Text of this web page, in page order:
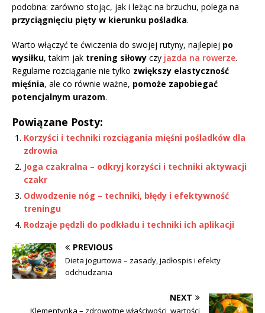
podobna: zarówno stojąc, jak i leżąc na brzuchu, polega na
przyciągnięciu pięty w kierunku pośladka.
Warto włączyć te ćwiczenia do swojej rutyny, najlepiej po
wysiłku, takim jak trening siłowy czy jazda na rowerze.
Regularne rozciąganie nie tylko zwiększy elastyczność
mięśnia, ale co równie ważne, pomoże zapobiegać
potencjalnym urazom.
Powiązane Posty:
Korzyści i techniki rozciągania mięśni pośladków dla
zdrowia
Joga czakralna – odkryj korzyści i techniki aktywacji
czakr
Odwodzenie nóg – techniki, błędy i efektywność
treningu
Rodzaje pędzli do podkładu i techniki ich aplikacji
PREVIOUS
Dieta jogurtowa – zasady, jadłospis i efekty
odchudzania
NEXT
Klementynka – zdrowotne właściwości, wartości